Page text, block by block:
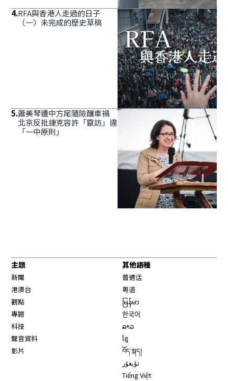
4.RFA與香港人走過的日子
（一）未完成的歷史草稿
5.蕭美琴遭中方尾隨險釀車禍
北京反批捷克容許「竄訪」違
「一中原則」
主題
新聞
港澳台
觀點
專題
科技
聲音資料
影片
其他語種
普通话
粤语
မြန်မာ
한국어
ລາວ
ខ្មែ
བོད་སྐད།
ئۇيغۇر
Tiếng Việt